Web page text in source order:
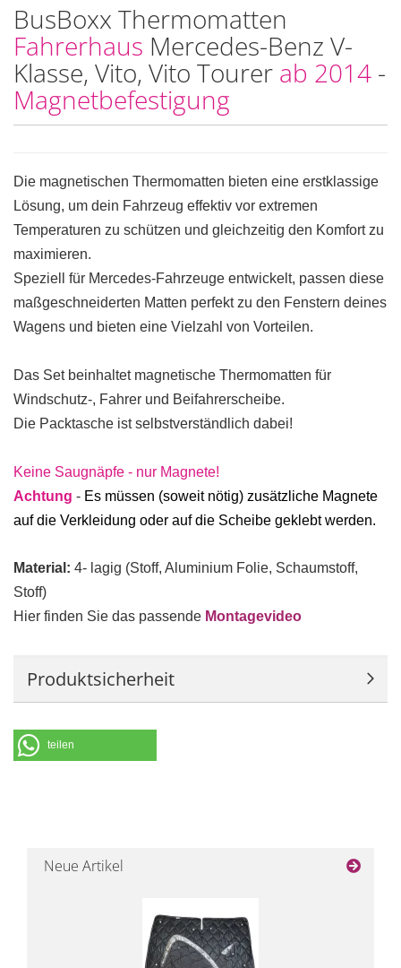
BusBoxx Thermomatten
Fahrerhaus Mercedes-Benz V-
Klasse, Vito, Vito Tourer ab 2014 -
Magnetbefestigung
Die magnetischen Thermomatten bieten eine erstklassige
Lösung, um dein Fahrzeug effektiv vor extremen
Temperaturen zu schützen und gleichzeitig den Komfort zu
maximieren.
Speziell für Mercedes-Fahrzeuge entwickelt, passen diese
maßgeschneiderten Matten perfekt zu den Fenstern deines
Wagens und bieten eine Vielzahl von Vorteilen.
Das Set beinhaltet magnetische Thermomatten für
Windschutz-, Fahrer und Beifahrerscheibe.
Die Packtasche ist selbstverständlich dabei!
Keine Saugnäpfe - nur Magnete!
Achtung - Es müssen (soweit nötig) zusätzliche Magnete
auf die Verkleidung oder auf die Scheibe geklebt werden.
Material: 4- lagig (Stoff, Aluminium Folie, Schaumstoff,
Stoff)
Hier finden Sie das passende Montagevideo
Produktsicherheit
teilen
Neue Artikel